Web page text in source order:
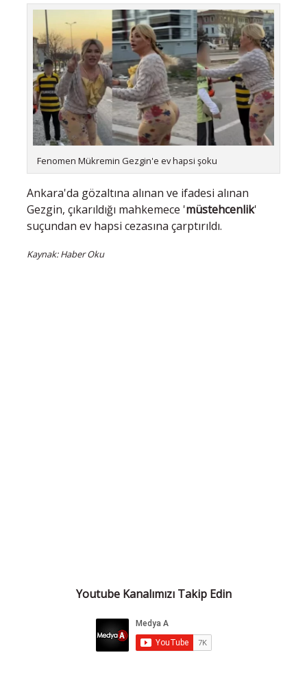
Fenomen Mükremin Gezgin'e ev hapsi şoku
Ankara'da gözaltına alınan ve ifadesi alınan
Gezgin, çıkarıldığı mahkemece 'müstehcenlik'
suçundan ev hapsi cezasına çarptırıldı.
Kaynak: Haber Oku
Youtube Kanalımızı Takip Edin